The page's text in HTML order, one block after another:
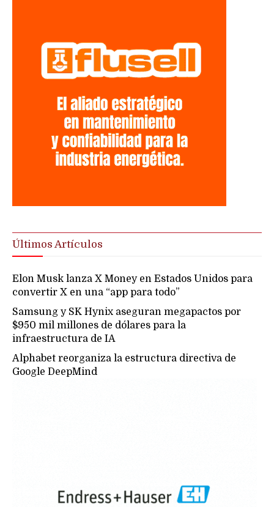
Últimos Artículos
Elon Musk lanza X Money en Estados Unidos para
convertir X en una “app para todo”
Samsung y SK Hynix aseguran megapactos por
$950 mil millones de dólares para la
infraestructura de IA
Alphabet reorganiza la estructura directiva de
Google DeepMind